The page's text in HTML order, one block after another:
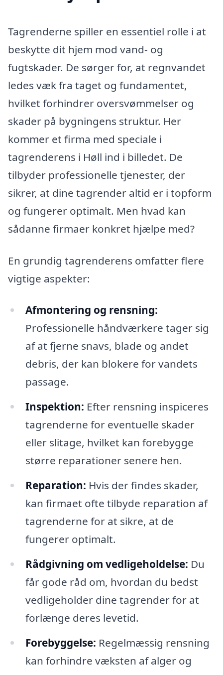
Tagrenderne spiller en essentiel rolle i at
beskytte dit hjem mod vand- og
fugtskader. De sørger for, at regnvandet
ledes væk fra taget og fundamentet,
hvilket forhindrer oversvømmelser og
skader på bygningens struktur. Her
kommer et firma med speciale i
tagrenderens i Høll ind i billedet. De
tilbyder professionelle tjenester, der
sikrer, at dine tagrender altid er i topform
og fungerer optimalt. Men hvad kan
sådanne firmaer konkret hjælpe med?
En grundig tagrenderens omfatter flere
vigtige aspekter:
Afmontering og rensning:
Professionelle håndværkere tager sig
af at fjerne snavs, blade og andet
debris, der kan blokere for vandets
passage.
Inspektion: Efter rensning inspiceres
tagrenderne for eventuelle skader
eller slitage, hvilket kan forebygge
større reparationer senere hen.
Reparation: Hvis der findes skader,
kan firmaet ofte tilbyde reparation af
tagrenderne for at sikre, at de
fungerer optimalt.
Rådgivning om vedligeholdelse: Du
får gode råd om, hvordan du bedst
vedligeholder dine tagrender for at
forlænge deres levetid.
Forebyggelse: Regelmæssig rensning
kan forhindre væksten af alger og